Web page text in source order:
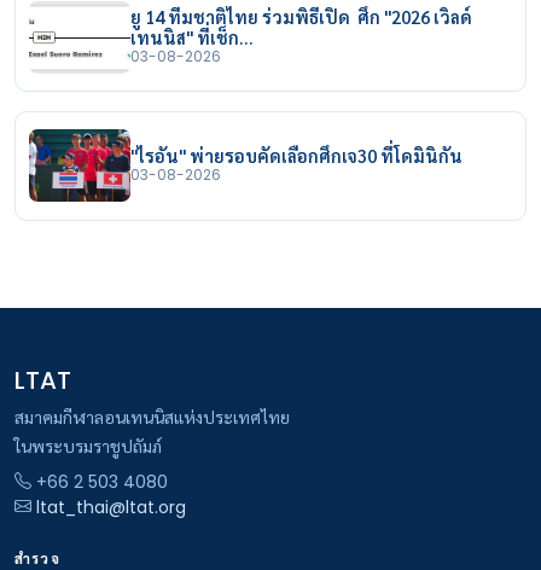
ยู 14 ทีมชาติไทย ร่วมพิธีเปิด ศึก "2026 เวิลด์
เทนนิส" ที่เช็ก…
03-08-2026
"ไรอัน" พ่ายรอบคัดเลือกศึกเจ30 ที่โดมินิกัน
03-08-2026
LTAT
สมาคมกีฬาลอนเทนนิสแห่งประเทศไทย
ในพระบรมราชูปถัมภ์
+66 2 503 4080
ltat_thai@ltat.org
สำรวจ